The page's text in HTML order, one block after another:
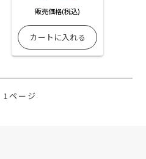
販売価格(税込)
1ページ